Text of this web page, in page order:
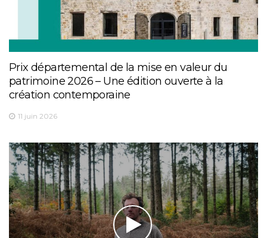
Prix départemental de la mise en valeur du
patrimoine 2026 – Une édition ouverte à la
création contemporaine
11 juin 2026